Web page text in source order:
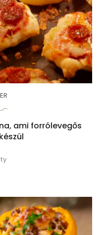
ami forrólevegős